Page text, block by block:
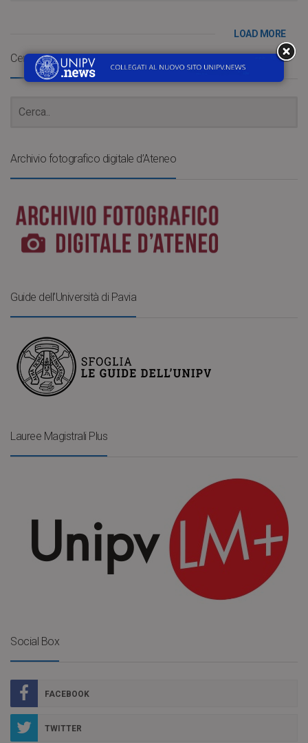
LOAD MORE
Cerca
Archivio fotografico digitale d’Ateneo
Guide dell’Università di Pavia
Lauree Magistrali Plus
Social Box
FACEBOOK
TWITTER